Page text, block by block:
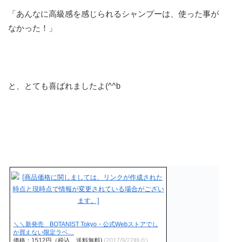
「あんなに高級感を感じられるシャンプーは、使った事が
なかった！」
と、とても喜ばれましたよ(^^b
＼＼新発売 BOTANIST Tokyo・公式Webストアでし
か買えない限定ラベ…
価格：1512円（税込、送料無料) (2017/9/22時点)